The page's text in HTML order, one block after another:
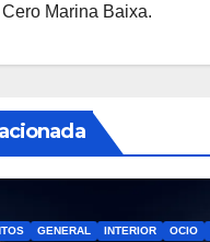
Cero Marina Baixa.
GENERAL INTERIOR OCIO